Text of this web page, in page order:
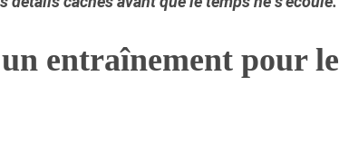
entraînement pour le